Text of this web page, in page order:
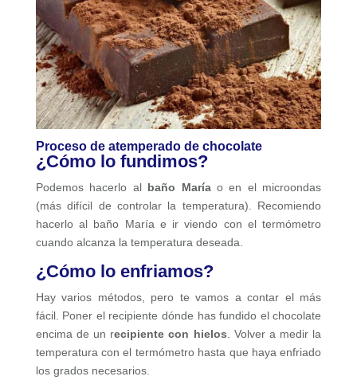
Proceso de atemperado de chocolate
¿Cómo lo fundimos?
Podemos hacerlo al baño Maríao en el microondas
(más difícil de controlar la temperatura). Recomiendo
hacerlo al baño María e ir viendo con el termómetro
cuando alcanza la temperatura deseada.
¿Cómo lo enfriamos?
Hay varios métodos, pero te vamos a contar el más
fácil. Poner el recipiente dónde has fundido el chocolate
encima de un recipiente con hielos . Volver a medir la
temperatura con el termómetro hasta que haya enfriado
los grados necesarios.